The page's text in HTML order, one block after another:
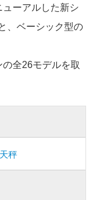
ーアルした新シ
、ベーシック型の
全26モデルを取
秤